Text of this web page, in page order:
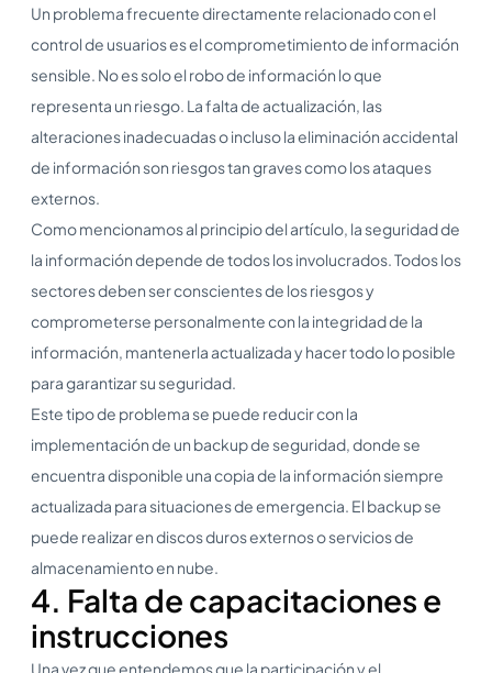
Un problema frecuente directamente relacionado con el
control de usuarios es el comprometimiento de información
sensible. No es solo el robo de información lo que
representa un riesgo. La falta de actualización, las
alteraciones inadecuadas o incluso la eliminación accidental
de información son riesgos tan graves como los ataques
externos.
Como mencionamos al principio del artículo, la seguridad de
la información depende de todos los involucrados. Todos los
sectores deben ser conscientes de los riesgos y
comprometerse personalmente con la integridad de la
información, mantenerla actualizada y hacer todo lo posible
para garantizar su seguridad.
Este tipo de problema se puede reducir con la
implementación de un backup de seguridad, donde se
encuentra disponible una copia de la información siempre
actualizada para situaciones de emergencia. El backup se
puede realizar en discos duros externos o servicios de
almacenamiento en nube.
4. Falta de capacitaciones e
instrucciones
Una vez que entendemos que la participación y el